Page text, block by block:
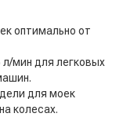
оптимально от
мин для легковых
для моек
колесах.